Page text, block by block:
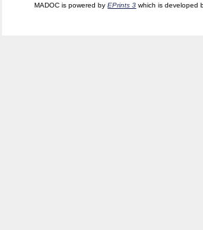
MADOC is powered byEPrints 3 which is developed